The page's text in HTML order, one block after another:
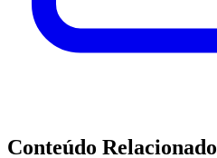
Conteúdo Relacionado